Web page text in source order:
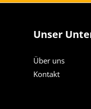
Unser
Über uns
Kontakt